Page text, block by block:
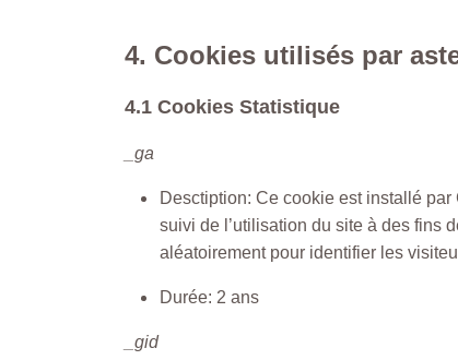
4. Cookies utilisés par
4.1 Cookies Statistique
_ga
Desctiption: Ce cookie est installé
suivi de l’utilisation du site à des fins
aléatoirement pour identifier les
Durée: 2 ans
_gid